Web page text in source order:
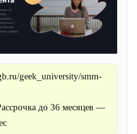
geek_university/smm-
до 36 месяцев —